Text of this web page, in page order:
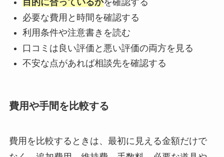
目的に合っているかを確認する
必要な費用と時間を確認する
利用条件や注意書きを読む
口コミは良い評価と悪い評価の両方を見る
不安な点があれば相談先を確認する
費用や手間を比較する
費用を比較するときは、最初に見える金額だけで